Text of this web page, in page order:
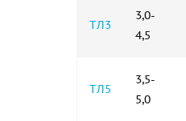
ТЛ3
3,0-
4,5
ТЛ5
3,5-
5,0